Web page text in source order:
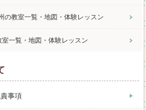
教室一覧・地図・体験レッスン
一覧・地図・体験レッスン
事項